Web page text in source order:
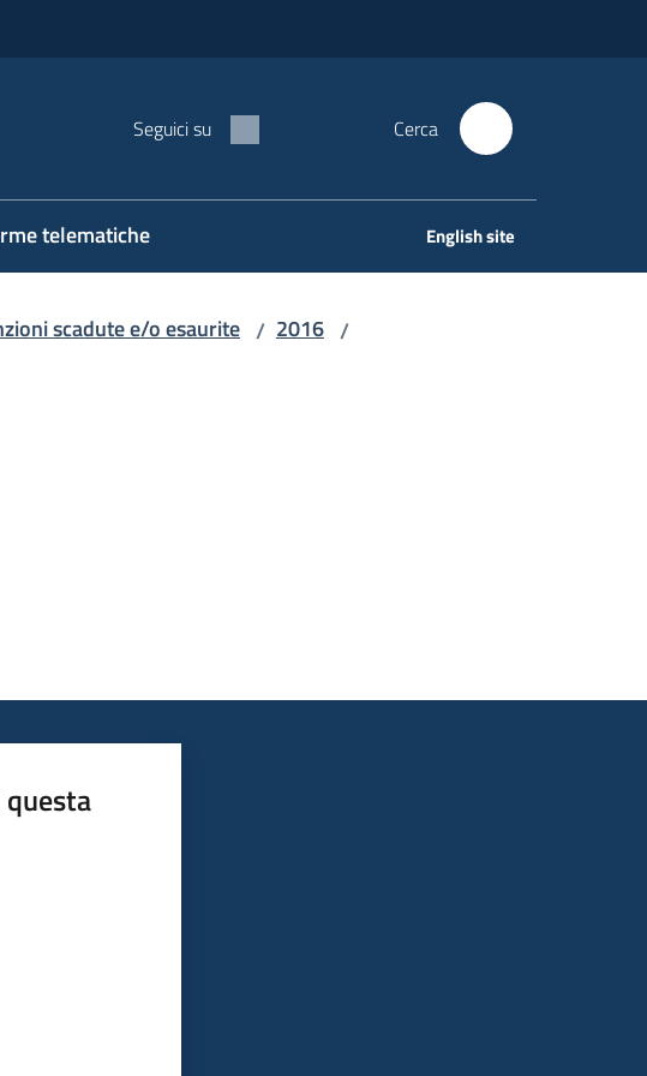
Seguici su Cerca
telematiche English site
scadute e/o esaurite / 2016 /